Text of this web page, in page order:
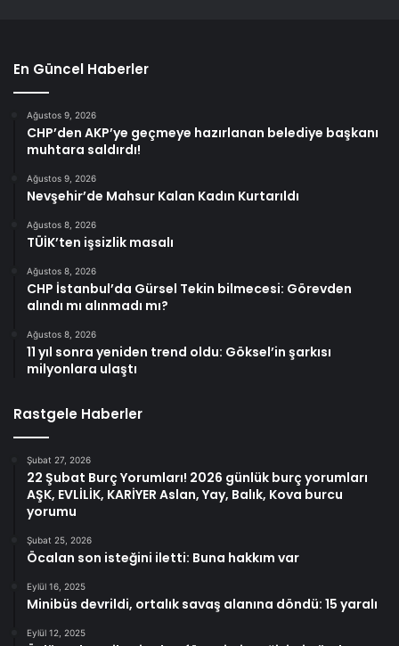
En Güncel Haberler
Ağustos 9, 2026
CHP’den AKP’ye geçmeye hazırlanan belediye başkanı
muhtara saldırdı!
Ağustos 9, 2026
Nevşehir’de Mahsur Kalan Kadın Kurtarıldı
Ağustos 8, 2026
TÜİK’ten işsizlik masalı
Ağustos 8, 2026
CHP İstanbul’da Gürsel Tekin bilmecesi: Görevden
alındı mı alınmadı mı?
Ağustos 8, 2026
11 yıl sonra yeniden trend oldu: Göksel’in şarkısı
milyonlara ulaştı
Rastgele Haberler
Şubat 27, 2026
22 Şubat Burç Yorumları! 2026 günlük burç yorumları
AŞK, EVLİLİK, KARİYER Aslan, Yay, Balık, Kova burcu
yorumu
Şubat 25, 2026
Öcalan son isteğini iletti: Buna hakkım var
Eylül 16, 2025
Minibüs devrildi, ortalık savaş alanına döndü: 15 yaralı
Eylül 12, 2025